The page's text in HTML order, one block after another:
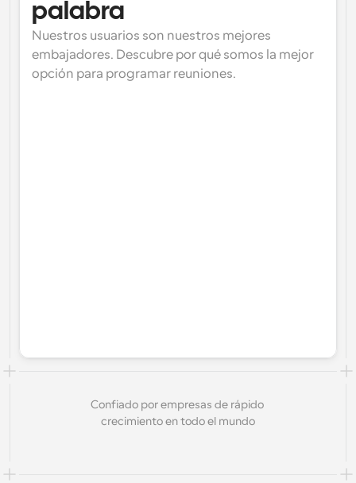
palabra
Nuestros usuarios son nuestros mejores
embajadores. Descubre por qué somos la mejor
opción para programar reuniones.
Confiado por empresas de rápido
crecimiento en todo el mundo